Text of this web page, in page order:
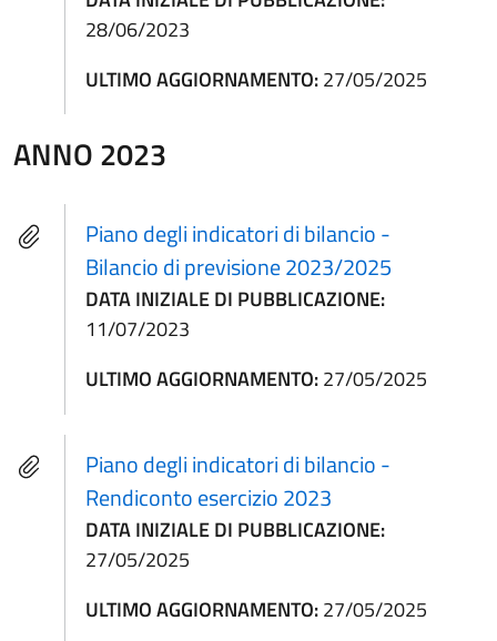
28/06/2023
ULTIMO AGGIORNAMENTO:27/05/2025
ANNO 2023
Piano degli indicatori di bilancio -
Bilancio di previsione 2023/2025
DATA INIZIALE DI PUBBLICAZIONE:
11/07/2023
ULTIMO AGGIORNAMENTO:27/05/2025
Piano degli indicatori di bilancio -
Rendiconto esercizio 2023
DATA INIZIALE DI PUBBLICAZIONE:
27/05/2025
ULTIMO AGGIORNAMENTO:27/05/2025